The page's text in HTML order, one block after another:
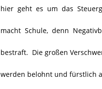
hier geht es um das
macht Schule, denn
bestraft. Die großen
werden belohnt und fürstlich